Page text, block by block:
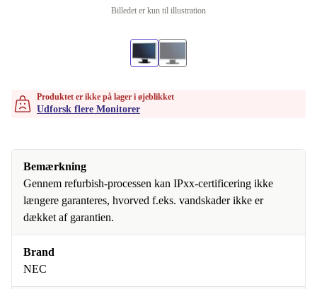
Billedet er kun til illustration
Produktet er ikke på lager i øjeblikket
Udforsk flere Monitorer
Bemærkning
Gennem refurbish-processen kan IPxx-certificering ikke
længere garanteres, hvorved f.eks. vandskader ikke er
dækket af garantien.
Brand
NEC